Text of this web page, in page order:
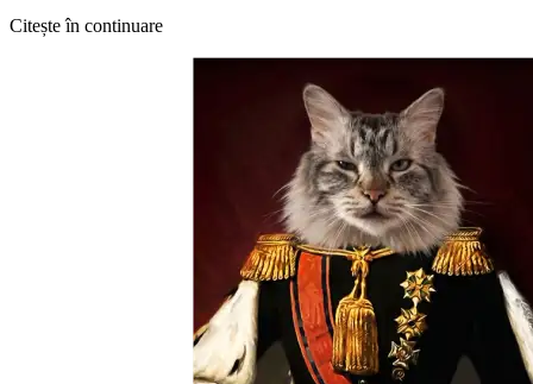
Citește în continuare